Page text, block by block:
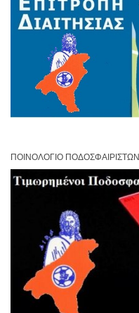
ΠΟΙΝΟΛΌΓΙΟ ΠΟΔΟΣΦΑΙΡΙΣΤΏΝ